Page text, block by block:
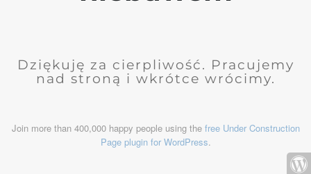
Dziękuję za cierpliwość. Pracujemy
nad stroną i wkrótce wrócimy.
Join more than 400,000 happy people using the free Under Construction
Page plugin for WordPress.